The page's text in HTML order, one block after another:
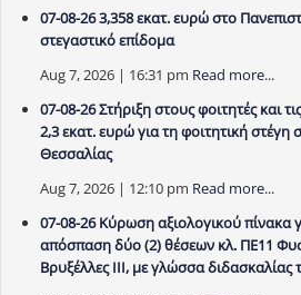
07-08-26 3,358 εκατ. ευρώ στο
στεγαστικό επίδομα
Aug 7, 2026 | 16:31 pm Read more...
07-08-26 Στήριξη στους φοιτητές και
2,3 εκατ. ευρώ για τη φοιτητική στέγη
Θεσσαλίας
Aug 7, 2026 | 12:10 pm Read more...
07-08-26 Κύρωση αξιολογικού πίνακα
απόσπαση δύο (2) θέσεων κλ. ΠΕ11
Βρυξέλλες ΙΙΙ, με γλώσσα διδασκαλίας